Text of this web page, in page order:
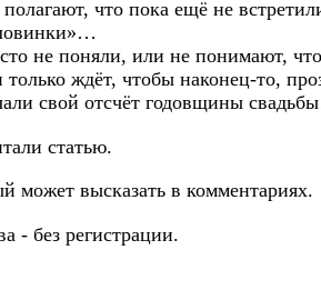
что пока ещё не
не поняли, или не понимают,
ждёт, чтобы наконец-то,
свой отсчёт годовщины
статью.
может высказать в комментариях.
- без регистрации.